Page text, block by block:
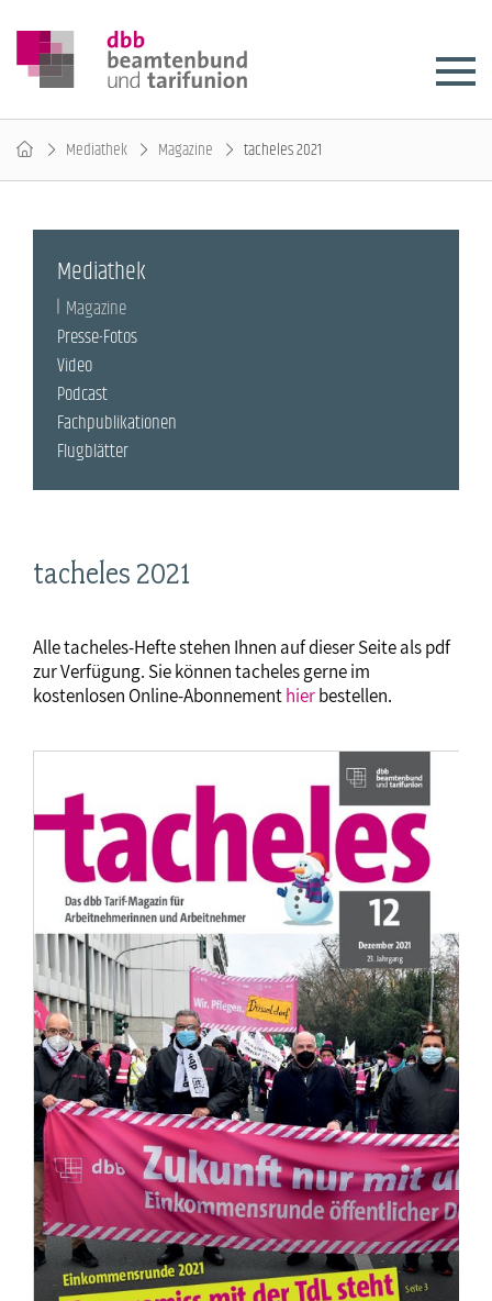
Mediathek Magazine tacheles 2021
tacheles 2021
Alle tacheles-Hefte stehen Ihnen auf dieser Seite als pdf
zur Verfügung. Sie können tacheles gerne im
kostenlosen Online-Abonnementhierbestellen.
Mediathek
Magazine
Presse-Fotos
Video
Podcast
Fachpublikationen
Flugblätter